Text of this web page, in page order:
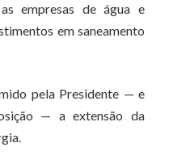
empresas de água e
em saneamento
pela Presidente — e
— a extensão da